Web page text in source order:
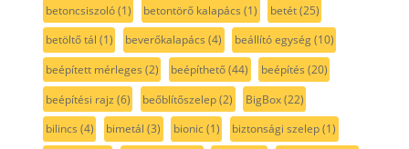
betoncsiszoló(1) betontörő kalapács (1) betét(25)
betöltő tál (1) beverőkalapács (4) beállító egység(10)
beépített mérleges (2) beépíthető(44) beépítés (20)
beépítési rajz (6) beőblítőszelep(2) BigBox(22)
bilincs (4) bimetál (3) bionic(1) biztonsági szelep(1)